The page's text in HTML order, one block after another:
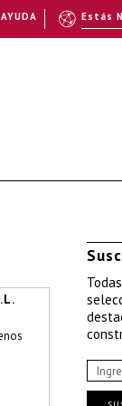
Estás
AYUDA